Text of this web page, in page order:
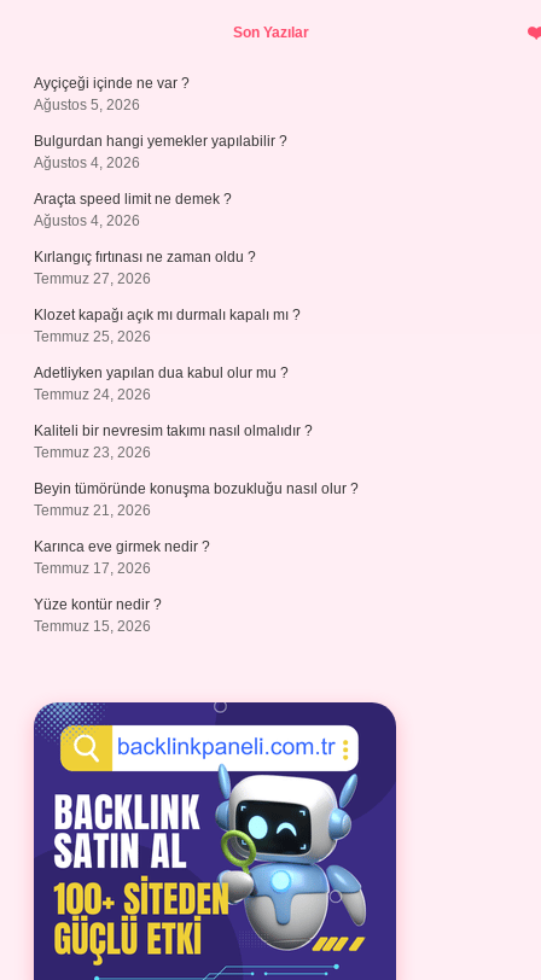
Son Yazılar
Ayçiçeği içinde ne var ?
Ağustos 5, 2026
Bulgurdan hangi yemekler yapılabilir ?
Ağustos 4, 2026
Araçta speed limit ne demek ?
Ağustos 4, 2026
Kırlangıç fırtınası ne zaman oldu ?
Temmuz 27, 2026
Klozet kapağı açık mı durmalı kapalı mı ?
Temmuz 25, 2026
Adetliyken yapılan dua kabul olur mu ?
Temmuz 24, 2026
Kaliteli bir nevresim takımı nasıl olmalıdır ?
Temmuz 23, 2026
Beyin tümöründe konuşma bozukluğu nasıl olur ?
Temmuz 21, 2026
Karınca eve girmek nedir ?
Temmuz 17, 2026
Yüze kontür nedir ?
Temmuz 15, 2026